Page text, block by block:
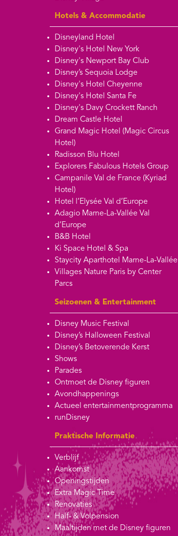
Hotels & Accommodatie
Disneyland Hotel
Disney's Hotel New York
Disney's Newport Bay Club
Disney’s Sequoia Lodge
Disney's Hotel Cheyenne
Disney's Hotel Santa Fe
Disney's Davy Crockett Ranch
Dream Castle Hotel
Grand Magic Hotel (Magic Circus
Hotel)
Radisson Blu Hotel
Explorers Fabulous Hotels Group
Campanile Val de France (Kyriad
Hotel)
Hotel l’Elysée Val d’Europe
Adagio Marne-La-Vallée Val
d’Europe
B&B Hotel
Ki Space Hotel & Spa
Staycity Aparthotel Marne-La-Vallée
Villages Nature Paris by Center
Parcs
Seizoenen & Entertainment
Disney Music Festival
Disney’s Halloween Festival
Disney’s Betoverende Kerst
Shows
Parades
Ontmoet de Disney figuren
Avondhappenings
Actueel entertainmentprogramma
runDisney
Praktische Informatie
Verblijf
Aankomst
Openingstijden
Extra Magic Time
Renovaties
Half- & Volpension
Maaltijden met de Disney figuren